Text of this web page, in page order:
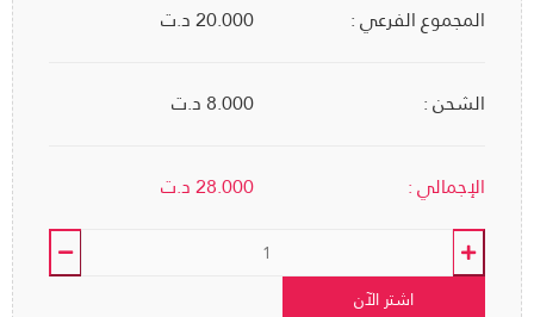
المجموع الفرعي : 20.000د.ت
الشحن : 8.000 د.ت
الإجمالي : 28.000د.ت
اشتر الآن